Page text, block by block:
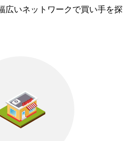
広いネットワークで買い手を探